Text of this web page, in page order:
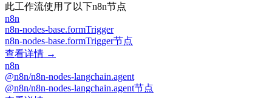
此工作流使用了以下n8n节点
n8n
n8n-nodes-base.formTrigger
n8n-nodes-base.formTrigger节点
查看详情 →
n8n
@n8n/n8n-nodes-langchain.agent
@n8n/n8n-nodes-langchain.agent节点